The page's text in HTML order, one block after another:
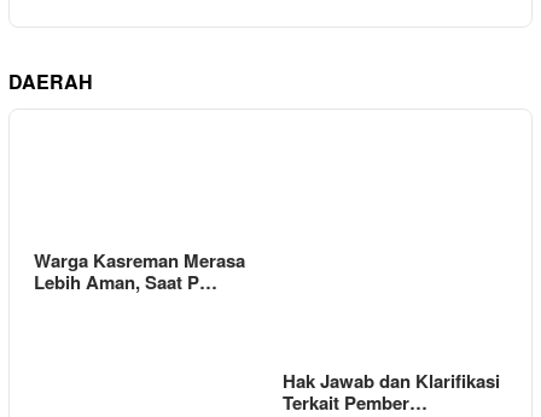
DAERAH
Warga Kasreman Merasa
Lebih Aman, Saat P…
Hak Jawab dan Klarifikasi
Terkait Pember…